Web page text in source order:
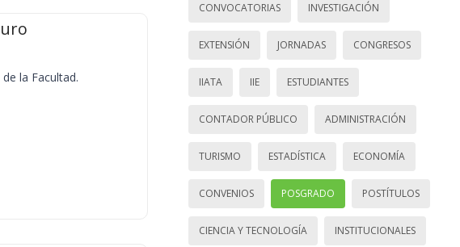
la Facultad.
CONVOCATORIAS INVESTIGACIÓN
EXTENSIÓN JORNADAS CONGRESOS
IIATA IIE ESTUDIANTES
CONTADOR PÚBLICO ADMINISTRACIÓN
TURISMO ESTADÍSTICA ECONOMÍA
CONVENIOS POSGRADO POSTÍTULOS
CIENCIA Y TECNOLOGÍA INSTITUCIONALES